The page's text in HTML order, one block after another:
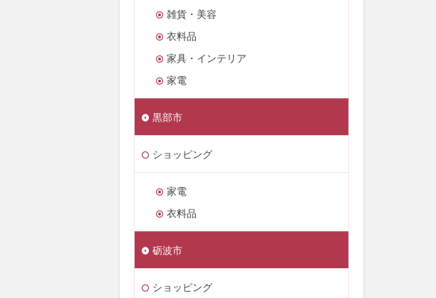
雑貨・美容
衣料品
家具・インテリア
家電
黒部市
ショッピング
家電
衣料品
砺波市
ショッピング